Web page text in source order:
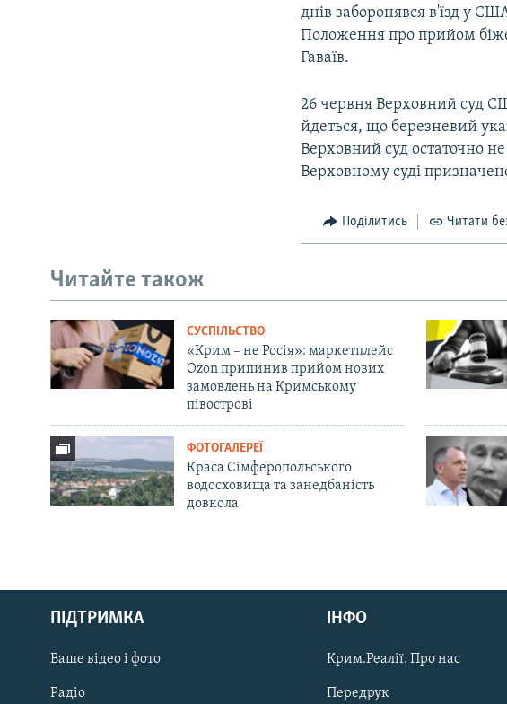
Русский
Qırımtatar
ДОЛУЧАЙСЯ!
днів заборонявся в'їзд у
Положення про прийом
Гаваїв.
26 червня Верховний суд
йдеться, що березневий
Верховний суд остаточно
Верховному суді
Поділитись Читати
Читайте також
СУСПІЛЬСТВО
«Крим – не Росія»: маркетплейс
Ozon припинив прийом нових
замовлень на Кримському
півострові
ФОТОГАЛЕРЕЇ
Краса Сімферопольського
водосховища та занедбаність
довкола
ПІДТРИМКА
Ваше відео і фото
Радіо
ІНФО
Крим.Реалії. Про нас
Передрук